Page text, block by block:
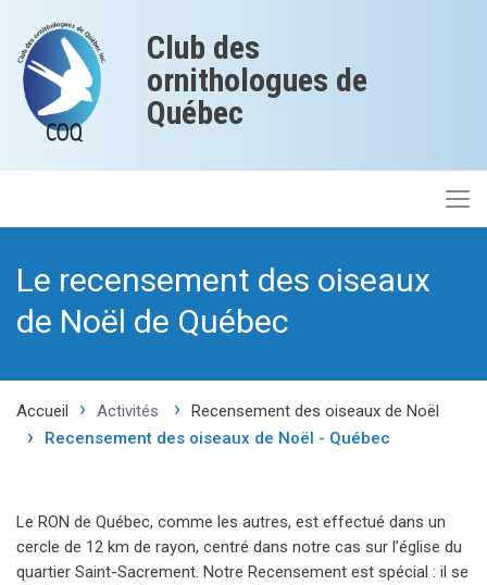
Club des
ornithologues de
Québec
Le recensement des oiseaux
de Noël de Québec
Accueil Activités
Recensement des oiseaux de Noël
Recensement des oiseaux de Noël - Québec
Le RON de Québec, comme les autres, est effectué dans un
cercle de 12 km de rayon, centré dans notre cas sur l’église du
quartier Saint-Sacrement. Notre Recensement est spécial : il se